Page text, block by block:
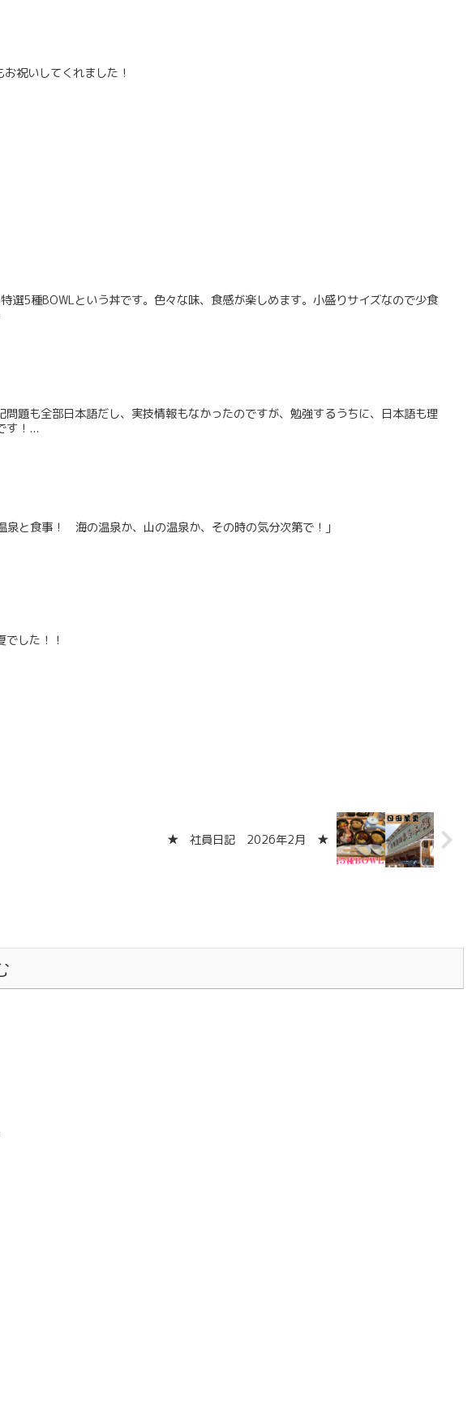
祝いしてくれました！
5種BOWLという丼です。色々な味、食感が楽しめます。小盛りサイズなので少食
題も全部日本語だし、実技情報もなかったのですが、勉強するうちに、日本語も理
す！...
と食事！ 海の温泉か、山の温泉か、その時の気分次第で！」
した！！
★ 社員日記 2026年2月 ★